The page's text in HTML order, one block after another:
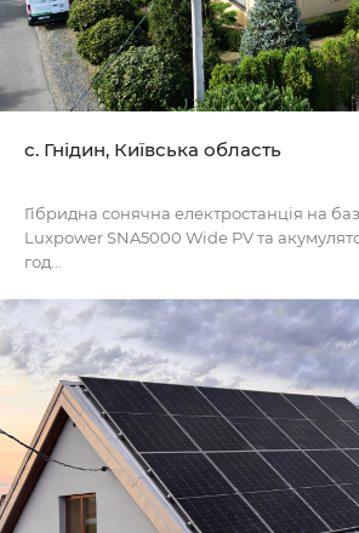
с. Гнідин, Київська область
Гібридна сонячна електростанція на
Luxpower SNA5000 Wide PV та
год...